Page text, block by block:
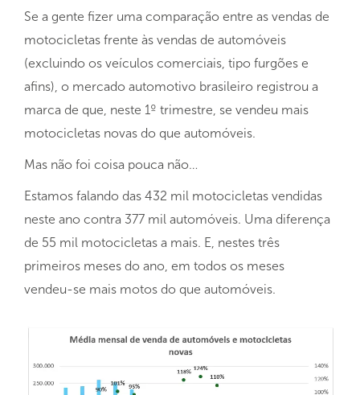
Se a gente fizer uma comparação entre as vendas de
motocicletas frente às vendas de automóveis
(excluindo os veículos comerciais, tipo furgões e
afins), o mercado automotivo brasileiro registrou a
marca de que, neste 1º trimestre, se vendeu mais
motocicletas novas do que automóveis.
Mas não foi coisa pouca não…
Estamos falando das 432 mil motocicletas vendidas
neste ano contra 377 mil automóveis. Uma diferença
de 55 mil motocicletas a mais. E, nestes três
primeiros meses do ano, em todos os meses
vendeu-se mais motos do que automóveis.